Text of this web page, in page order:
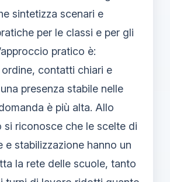
sintetizza scenari e
per le classi e per gli
pratico è:
contatti chiari e
presenza stabile nelle
è più alta. Allo
si riconosce che le scelte di
e stabilizzazione hanno un
la rete delle scuole, tanto